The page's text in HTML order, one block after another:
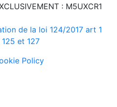
: M5UXCR1
de la loi 124/2017 art 1
et 127
Policy